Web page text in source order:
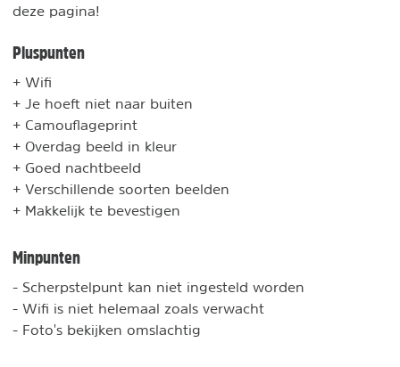
deze pagina!
Pluspunten
+ Wifi
+ Je hoeft niet naar buiten
+ Camouflageprint
+ Overdag beeld in kleur
+ Goed nachtbeeld
+ Verschillende soorten beelden
+ Makkelijk te bevestigen
Minpunten
- Scherpstelpunt kan niet ingesteld worden
- Wifi is niet helemaal zoals verwacht
- Foto's bekijken omslachtig